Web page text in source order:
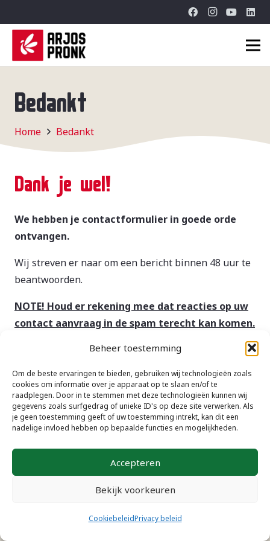
Beheer toestemming
Om de beste ervaringen te bieden, gebruiken wij technologieën zoals
cookies om informatie over je apparaat op te slaan en/of te
raadplegen. Door in te stemmen met deze technologieën kunnen wij
gegevens zoals surfgedrag of unieke ID's op deze site verwerken. Als
je geen toestemming geeft of uw toestemming intrekt, kan dit een
nadelige invloed hebben op bepaalde functies en mogelijkheden.
Accepteren
Bekijk voorkeuren
CookiebeleidPrivacy beleid
Bedankt
Home Bedankt
Dank je wel!
We hebben je contactformulier in goede orde
ontvangen.
Wij streven er naar om een bericht binnen 48 uur te
beantwoorden.
NOTE! Houd er rekening mee dat reacties op uw
contact aanvraag in de spam terecht kan komen.